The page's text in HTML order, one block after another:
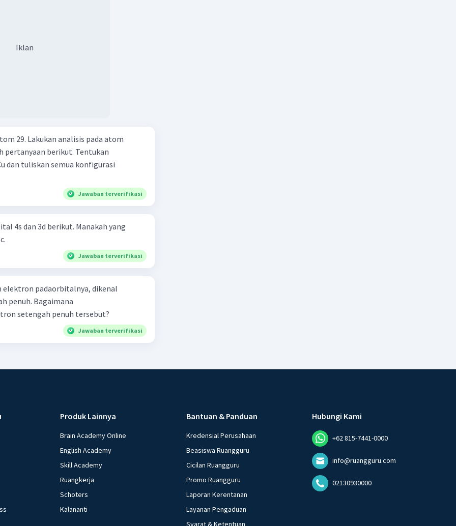
Iklan
29. Lakukan analisis pada atom
berikut. Tentukan
dan tuliskan semua konfigurasi
Jawaban terverifikasi
4s dan 3d berikut. Manakah yang
paling stabil? Jelaskan. a. b. c.
Jawaban terverifikasi
padaorbitalnya, dikenal
penuh. Bagaimana
setengah penuh tersebut?
Jawaban terverifikasi
Produk Lainnya
Brain Academy Online
English Academy
Skill Academy
Ruangkerja
Schoters
Kalananti
Bantuan & Panduan
Kredensial Perusahaan
Beasiswa Ruangguru
Cicilan Ruangguru
Promo Ruangguru
Laporan Kerentanan
Layanan Pengaduan
Syarat & Ketentuan
Hubungi Kami
+62 815-7441-0000
info@ruangguru.com
02130930000